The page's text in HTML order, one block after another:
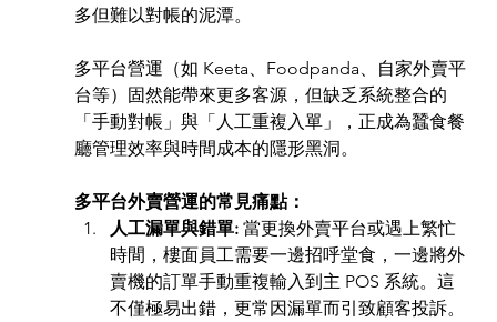
多但難以對帳的泥潭。
多平台營運（如 Keeta、Foodpanda、自家外賣平
台等）固然能帶來更多客源，但缺乏系統整合的
「手動對帳」與「人工重複入單」，正成為蠶食餐
廳管理效率與時間成本的隱形黑洞。
多平台外賣營運的常見痛點：
人工漏單與錯單: 當更換外賣平台或遇上繁忙
時間，樓面員工需要一邊招呼堂食，一邊將外
賣機的訂單手動重複輸入到主 POS 系統。這
不僅極易出錯，更常因漏單而引致顧客投訴。